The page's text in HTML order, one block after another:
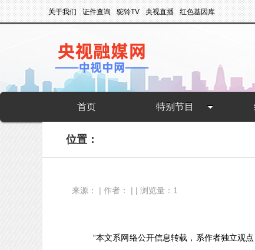
关于我们 证件查询 驼铃TV 央视直播 红色基因库
首页 特别节目
位置：
来源： | 作者： | | 浏览量：1
“本文系网络公开信息转载，系作者独立观